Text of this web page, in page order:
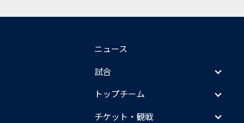
ニュース
試合
トップチーム
チケット・観戦